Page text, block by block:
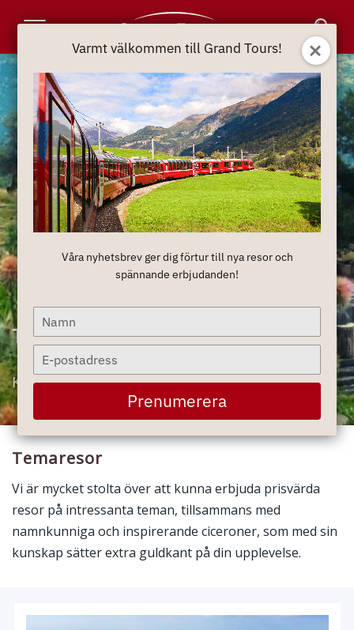
Navigation
Temaresor
Kultur och världsarv i Europas hjärta
Temaresor
Vi är mycket stolta över att kunna erbjuda prisvärda
resor på intressanta teman, tillsammans med
namnkunniga och inspirerande ciceroner, som med sin
kunskap sätter extra guldkant på din upplevelse.
Varmt välkommen till Grand Tours!
Våra nyhetsbrev ger dig förtur till nya resor och
spännande erbjudanden!
Type
your
name
Type
your
email
Prenumerera